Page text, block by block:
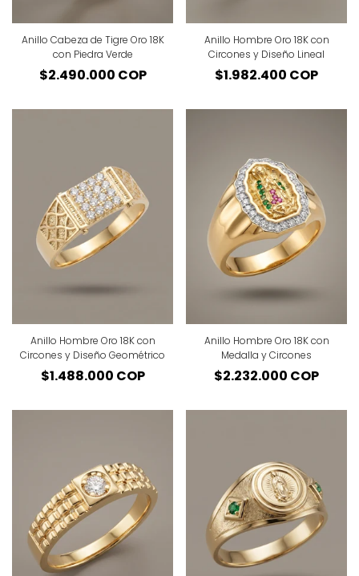
Anillo Cabeza de Tigre Oro 18K
con Piedra Verde
Precio
$2.490.000 COP
Anillo Hombre Oro 18K con
Circones y Diseño Lineal
Precio
$1.982.400 COP
Anillo Hombre Oro 18K con
Circones y Diseño Geométrico
Precio
$1.488.000 COP
Anillo Hombre Oro 18K con
Medalla y Circones
Precio
$2.232.000 COP